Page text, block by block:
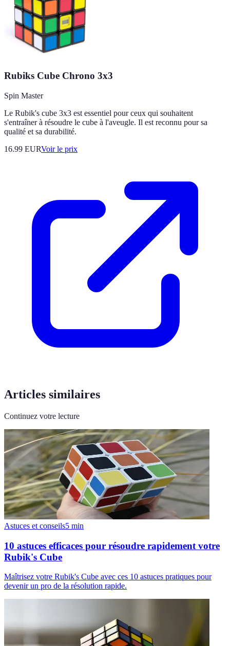
Rubiks Cube Chrono 3x3
Spin Master
Le Rubik's cube 3x3 est essentiel pour ceux qui souhaitent
s'entraîner à résoudre le cube à l'aveugle. Il est reconnu pour sa
qualité et sa durabilité.
16.99 EURVoir le prix
Articles similaires
Continuez votre lecture
Astuces et conseils5 min
10 astuces efficaces pour résoudre rapidement votre
Rubik's Cube
Maîtrisez votre Rubik's Cube avec ces 10 astuces pratiques pour
devenir un pro de la résolution rapide.